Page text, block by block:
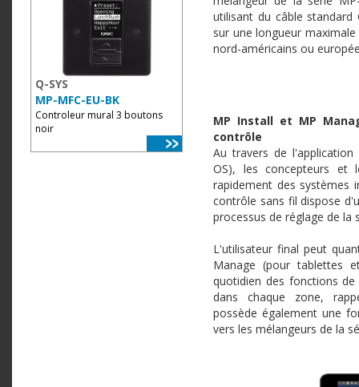
Q-SYS
MP-MFC-EU-BK
Controleur mural 3 boutons
noir
utilisant du câble standard
sur une longueur
nord-américains ou
MP Install et MP
contrôle
Au travers de
OS), les concepteurs et
rapidement des systèmes
contrôle sans fil dispose
processus de réglage de la
L'utilisateur final peut
Manage (pour tablettes
quotidien des fonctions
dans chaque zone,
possède également une
vers les mélangeurs de la